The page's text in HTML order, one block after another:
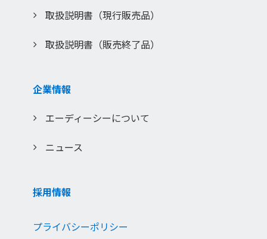
取扱説明書（現行販売品）
取扱説明書（販売終了品）
企業情報
エーディーシーについて
ニュース
採用情報
プライバシーポリシー